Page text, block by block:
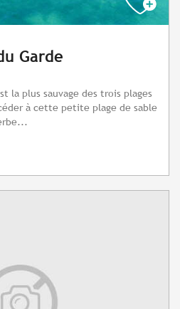
Garde
la plus sauvage des trois plages
à cette petite plage de sable